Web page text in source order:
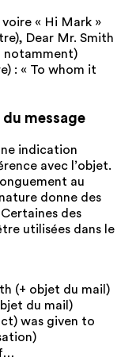
« Hi Mark »
Dear Mr. Smith
notamment)
: « To whom it
message
indication
avec l’objet.
au
donne des
des
utilisées dans le
(+ objet du mail)
du mail)
was given to